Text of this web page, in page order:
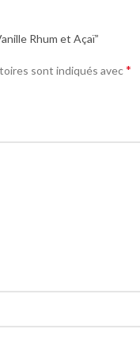
Rhum et Açaï”
sont indiqués avec*